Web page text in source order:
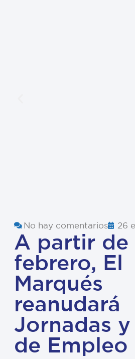
No hay comentarios 26
A partir de
febrero, El
Marqués
reanudará
Jornadas
de Empleo